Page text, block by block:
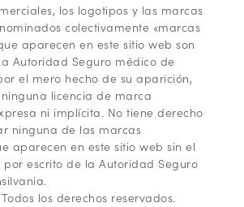
los logotipos y las marcas
colectivamente «marcas
aparecen en este sitio web son
Autoridad Seguro médico de
el mero hecho de su aparición,
licencia de marca
ni implícita. No tiene derecho
ninguna de las marcas
aparecen en este sitio web sin el
por escrito de la Autoridad Seguro
los derechos reservados.